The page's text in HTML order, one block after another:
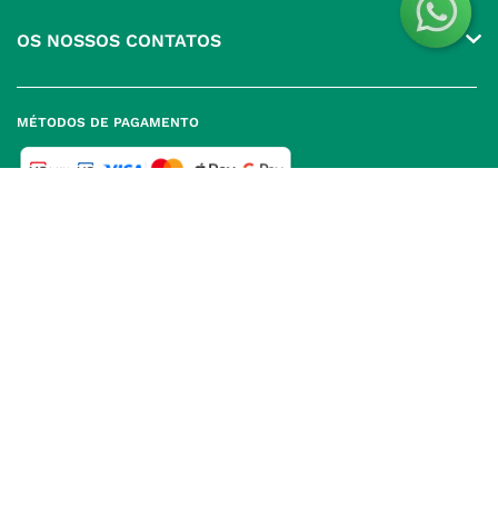
Produtos Favoritos
Política de Privacidade
OS NOSSOS CONTATOS
MÉTODOS DE PAGAMENTO